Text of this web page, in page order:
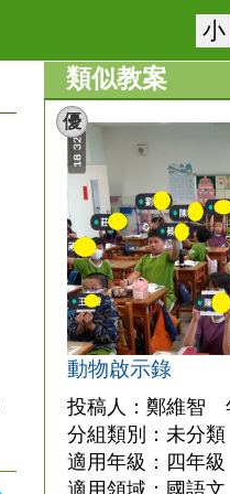
小
類似教案
動物啟示錄
優
投稿人：鄭維智
分組類別：未分類
適用年級：四年級
適用領域：國語